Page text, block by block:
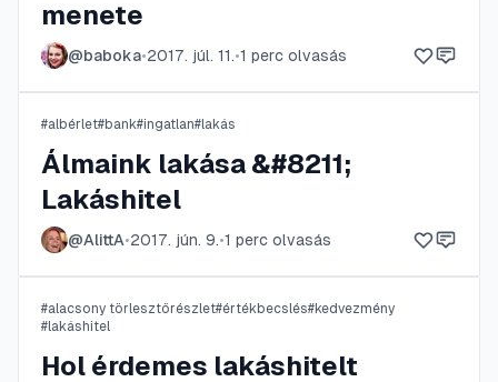
menete
@baboka•2017. júl. 11.•1 perc olvasás
#albérlet#bank#ingatlan#lakás
Álmaink lakása &#8211;
Lakáshitel
@AlittA•2017. jún. 9.•1 perc olvasás
#alacsony törlesztőrészlet#értékbecslés#kedvezmény
#lakáshitel
Hol érdemes lakáshitelt